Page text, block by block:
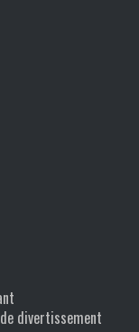
divertissement